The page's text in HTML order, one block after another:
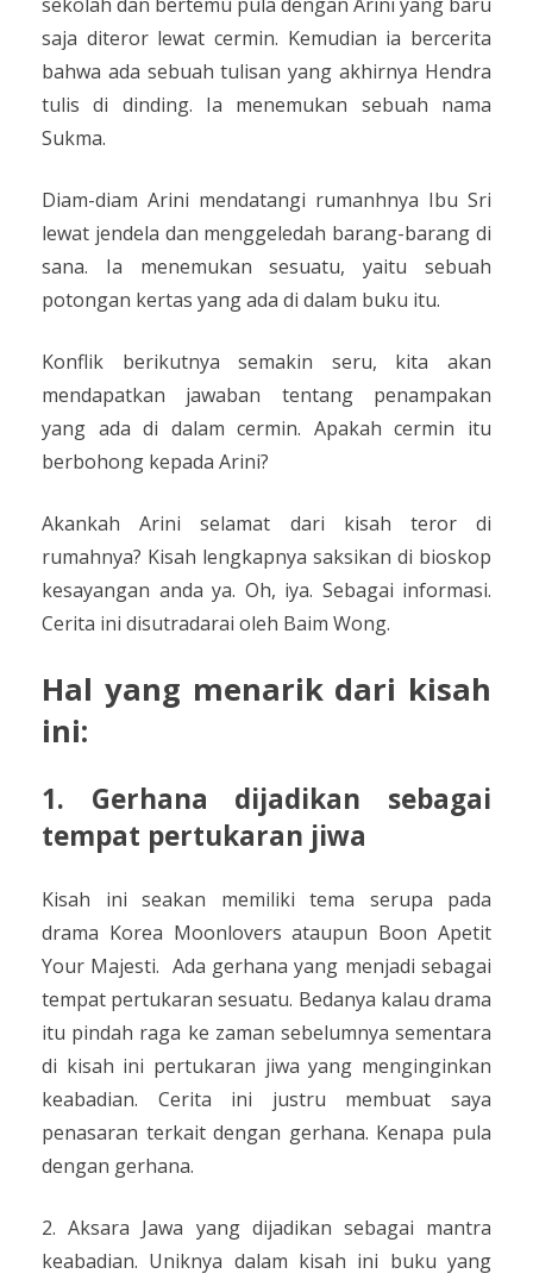
saja diteror lewat cermin. Kemudian ia bercerita
bahwa ada sebuah tulisan yang akhirnya Hendra
tulis di dinding. Ia menemukan sebuah nama
Sukma.
Diam-diam Arini mendatangi rumanhnya Ibu Sri
lewat jendela dan menggeledah barang-barang di
sana. Ia menemukan sesuatu, yaitu sebuah
potongan kertas yang ada di dalam buku itu.
Konflik berikutnya semakin seru, kita akan
mendapatkan jawaban tentang penampakan
yang ada di dalam cermin. Apakah cermin itu
berbohong kepada Arini?
Akankah Arini selamat dari kisah teror di
rumahnya? Kisah lengkapnya saksikan di bioskop
kesayangan anda ya. Oh, iya. Sebagai informasi.
Cerita ini disutradarai oleh Baim Wong.
Hal yang menarik dari kisah
ini:
1. Gerhana dijadikan sebagai
tempat pertukaran jiwa
Kisah ini seakan memiliki tema serupa pada
drama Korea Moonlovers ataupun Boon Apetit
Your Majesti. Ada gerhana yang menjadi sebagai
tempat pertukaran sesuatu. Bedanya kalau drama
itu pindah raga ke zaman sebelumnya sementara
di kisah ini pertukaran jiwa yang menginginkan
keabadian. Cerita ini justru membuat saya
penasaran terkait dengan gerhana. Kenapa pula
dengan gerhana.
2. Aksara Jawa yang dijadikan sebagai mantra
keabadian. Uniknya dalam kisah ini buku yang